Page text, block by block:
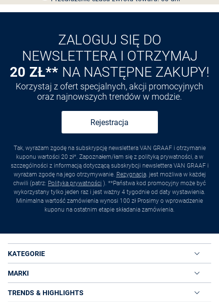
Odkryj aplikację VANGRAAF
ZALOGUJ SIĘ DO
NEWSLETTERA I OTRZYMAJ
20 ZŁ** NA NASTĘPNE ZAKUPY!
Korzystaj z ofert specjalnych, akcji promocyjnych
oraz najnowszych trendów w modzie.
Rejestracja
Tak, wyrażam zgodę na subskrypcję newslettera VAN GRAAF i otrzymanie
kuponu wartości 20 zł*. Zapoznałem/łam się z polityką prywatności, a w
szczególności z informacją dotyczącą subskrybcji newslettera VAN GRAAF i
wyrażam zgodę na jego otrzymywanie. Rezygnacja. jest możliwa w każdej
chwili (patrz: Polityka prywatności ). **Państwa kod promocyjny może być
wykorzystany tylko jeden raz i jest ważny 4 tygodnie od daty wystawienia.
Minimalna wartość zamówienia wynosi 100 zł Prosimy o wprowadzenie
kuponu na ostatnim etapie składania zamówienia.
KATEGORIE
MARKI
TRENDS & HIGHLIGHTS